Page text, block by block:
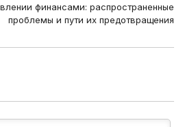
финансами: распространенные
проблемы и пути их предотвращения